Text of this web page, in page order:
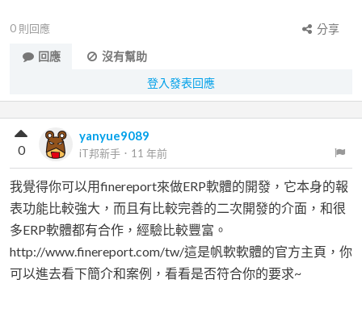
0 則回應
分享
回應
沒有幫助
登入發表回應
yanyue9089
iT邦新手 ． 11 年前
0
我覺得你可以用finereport來做ERP軟體的開發​，它本身的報
表功能比較強大，而且有比較完善的二次開發的介面，和很
多ERP軟體都有合作，經驗比較豐富。
http://www.finereport.com/tw/這是帆軟軟體的官方主頁，你
可以進去看下簡介和案例，看看是否符合你的要求~